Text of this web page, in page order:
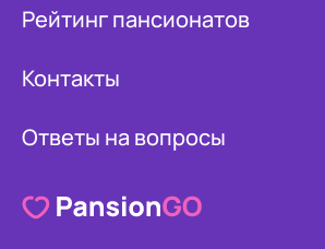
Рейтинг пансионатов
Контакты
Ответы на вопросы